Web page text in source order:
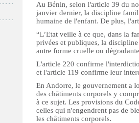
Au Bénin, selon l'article 39 du
janvier dernier, la discipline
humaine de l'enfant. De plus,
“L’Etat veille à ce que, dans la
privées et publiques, la
autre forme cruelle ou
L'article 220 confirme
et l'article 119 confirme leur
En Andorre, le gouvernement a
des châtiments corporels y
à ce sujet. Les provisions du
celles qui n'engendrent pas de
les châtiments corporels.